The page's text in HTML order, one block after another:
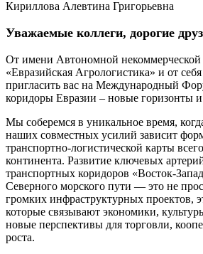
Уважаемые коллеги, дорогие
От имени Автономной некоммерческой
«Евразийская Агрологистика» и от
пригласить вас на Международный
коридоры Евразии – новые горизонты
Мы соберемся в уникальное время,
наших совместных усилий зависит
транспортно-логистической карты
континента. Развитие ключевых
транспортных коридоров «Восток-
Северного морского пути — это не
громких инфраструктурных проектов,
которые связывают экономики,
новые перспективы для торговли,
роста.